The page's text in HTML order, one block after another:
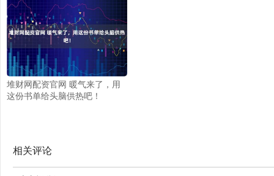
堆财网配资官网 暖气来了，用
这份书单给头脑供热吧！
相关评论